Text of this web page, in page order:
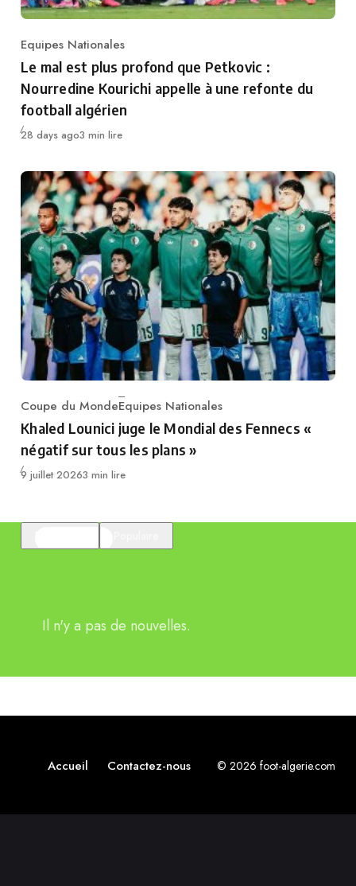
Category
Equipes Nationales
Le mal est plus profond que Petkovic :
Nourredine Kourichi appelle à une refonte du
football algérien
Publié
28 days ago3 min lire
Category
Coupe du MondeEquipes Nationales
Khaled Lounici juge le Mondial des Fennecs «
négatif sur tous les plans »
Publié
9 juillet 20263 min lire
Il n'y a pas de nouvelles.
Accueil Contactez-nous © 2026 foot-algerie.com